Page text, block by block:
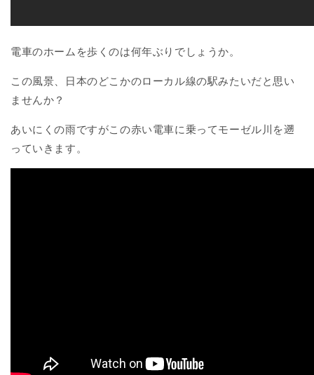
電車のホームを歩くのは何年ぶりでしょうか。
この風景、日本のどこかのローカル線の駅みたいだと思い
ませんか？
あいにくの雨ですがこの赤い電車に乗ってモーゼル川を遡
っていきます。